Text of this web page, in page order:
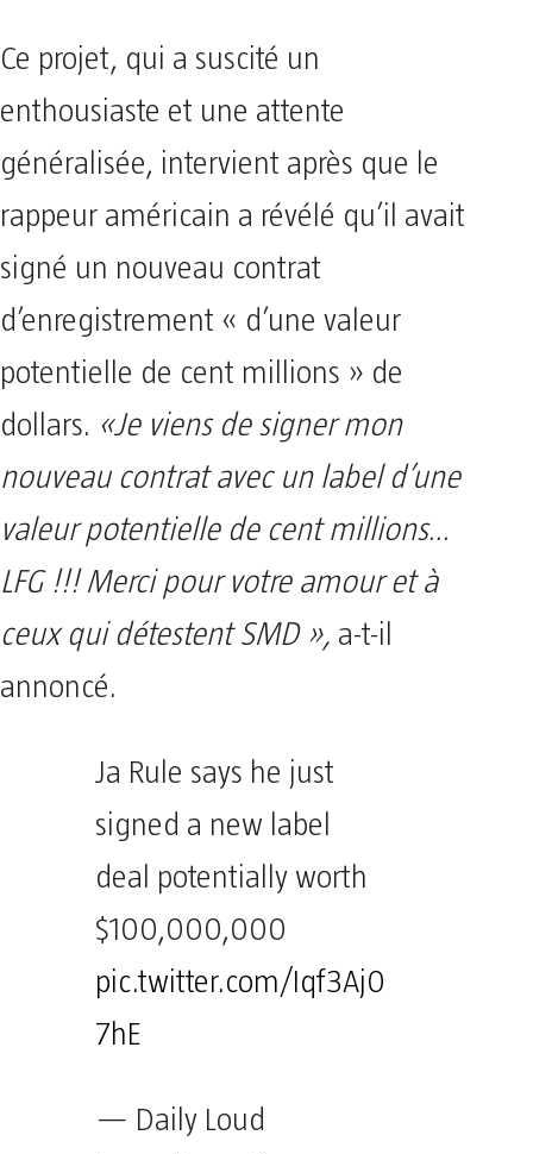
Ce projet, qui a suscité un
enthousiaste et une attente
généralisée, intervient après que le
rappeur américain a révélé qu’il avait
signé un nouveau contrat
d’enregistrement « d’une valeur
potentielle de cent millions » de
dollars. «Je viens de signer mon
nouveau contrat avec un label d’une
valeur potentielle de cent millions…
LFG !!! Merci pour votre amour et à
ceux qui détestent SMD », a-t-il
annoncé.
Ja Rule says he just
signed a new label
deal potentially worth
$100,000,000
pic.twitter.com/Iqf3Aj0
7hE
— Daily Loud